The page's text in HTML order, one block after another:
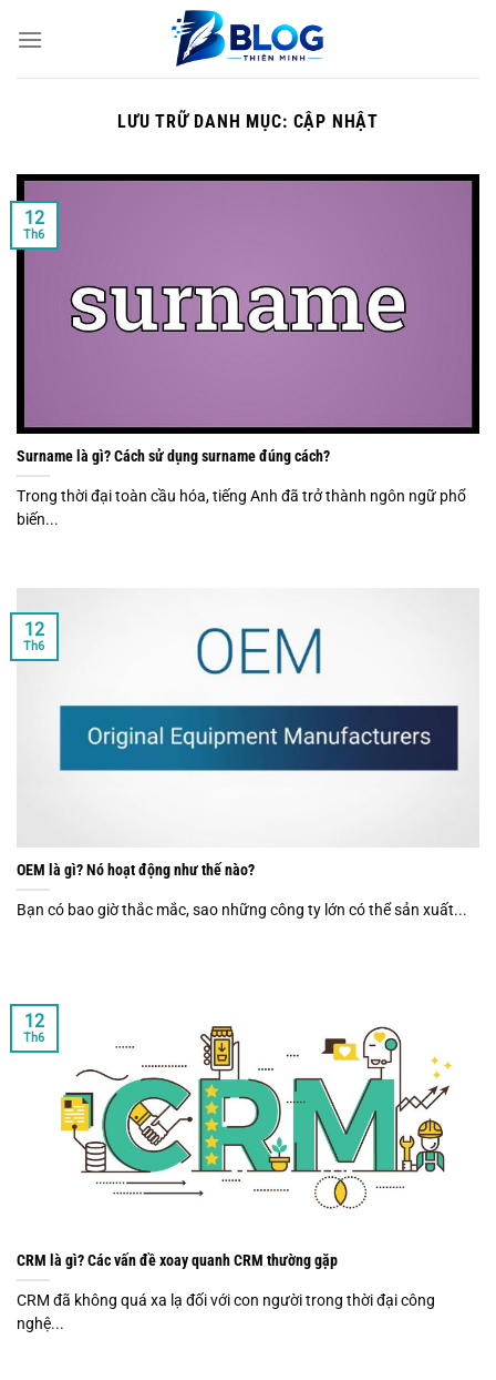
qua
LƯU TRỮ DANH MỤC: CẬP NHẬT
Surname là gì? Cách sử dụng surname đúng cách?
Trong thời đại toàn cầu hóa, tiếng Anh đã trở thành ngôn ngữ phổ
biến...
12
Th6
OEM là gì? Nó hoạt động như thế nào?
Bạn có bao giờ thắc mắc, sao những công ty lớn có thể sản xuất...
12
Th6
CRM là gì? Các vấn đề xoay quanh CRM thường gặp
CRM đã không quá xa lạ đối với con người trong thời đại công
nghệ...
12
Th6